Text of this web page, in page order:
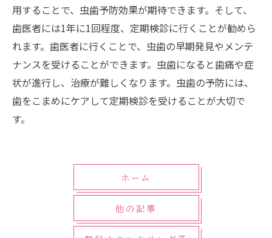
用することで、虫歯予防効果が期待できます。そして、
歯医者には1年に1回程度、定期検診に行くことが勧めら
れます。歯医者に行くことで、虫歯の早期発見やメンテ
ナンスを受けることができます。虫歯になると歯痛や症
状が進行し、治療が難しくなります。虫歯の予防には、
歯をこまめにケアして定期検診を受けることが大切で
す。
ホーム
他の記事